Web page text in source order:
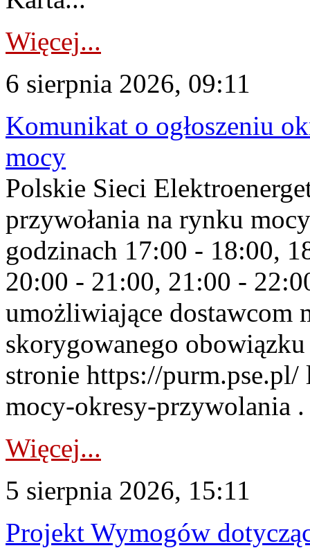
Więcej...
6 sierpnia 2026, 09:11
Komunikat o ogłoszeniu
mocy
Polskie Sieci
przywołania na rynku
godzinach 17:00 - 18:00,
20:00 - 21:00, 21:00 -
umożliwiające dostawcom
skorygowanego
stronie https://
mocy-okresy-przywolania
Więcej...
5 sierpnia 2026, 15:11
Projekt Wymogów